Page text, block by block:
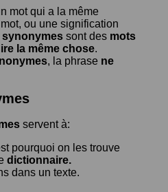
mot qui a la même
ou une signification
synonymes sont des mots
la même chose.
, la phrase ne
servent à:
pourquoi on les trouve
dictionnaire.
dans un texte.